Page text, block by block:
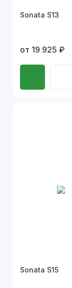
Sonata S13
от 19 925 ₽
Sonata S15